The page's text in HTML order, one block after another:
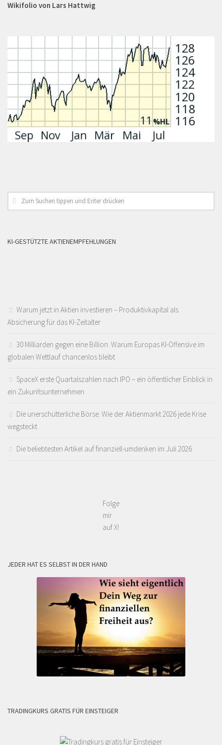
Wikifolio von Lars Hattwig
KI-GESTÜTZTE AKTIENEMPFEHLUNGEN
Warum jetzt in Aktien investieren – Produktivkapital als
Absicherung für das KI-Zeitalter
30 Milliarden gegen eine Billion: Warum Europas KI-Offensive im
globalen Wettlauf chancenlos bleibt
SpaceX erste Quartalszahlen nach IPO – ein öffentlicher Einblick in
ein Zukunftsunternehmen
Die unerschütterliche Börse: Wie der Aktienmarkt 2026 jede Krise
wegsteckt
Die beliebtesten Artikel auf finanziell-umdenken im Juli 2026
Folge
mir
auf X!
JEDER HAT ES SELBST IN DER HAND
TRADINGKURS GRATIS FÜR EINSTEIGER